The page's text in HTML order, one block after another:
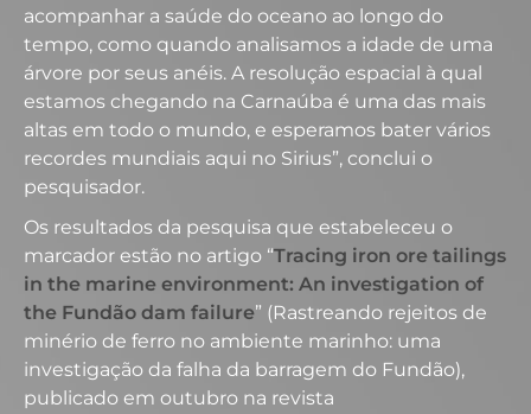
acompanhar a saúde do oceano ao longo do
tempo, como quando analisamos a idade de uma
árvore por seus anéis. A resolução espacial à qual
estamos chegando na Carnaúba é uma das mais
altas em todo o mundo, e esperamos bater vários
recordes mundiais aqui no Sirius”, conclui o
pesquisador.
Os resultados da pesquisa que estabeleceu o
marcador estão no artigo “Tracing iron ore tailings
in the marine environment: An investigation of
the Fundão dam failure” (Rastreando rejeitos de
minério de ferro no ambiente marinho: uma
investigação da falha da barragem do Fundão),
publicado em outubro na revista